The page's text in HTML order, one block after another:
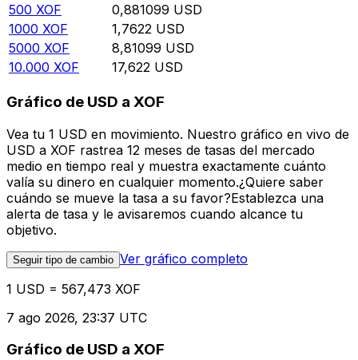
500 XOF 0,881099 USD
1000 XOF 1,7622 USD
5000 XOF 8,81099 USD
10.000 XOF 17,622 USD
Gráfico de USD a XOF
Vea tu 1 USD en movimiento. Nuestro gráfico en vivo de
USD a XOF rastrea 12 meses de tasas del mercado
medio en tiempo real y muestra exactamente cuánto
valía su dinero en cualquier momento.¿Quiere saber
cuándo se mueve la tasa a su favor?Establezca una
alerta de tasa y le avisaremos cuando alcance tu
objetivo.
Seguir tipo de cambio Ver gráfico completo
1 USD = 567,473 XOF
7 ago 2026, 23:37 UTC
Gráfico de USD a XOF